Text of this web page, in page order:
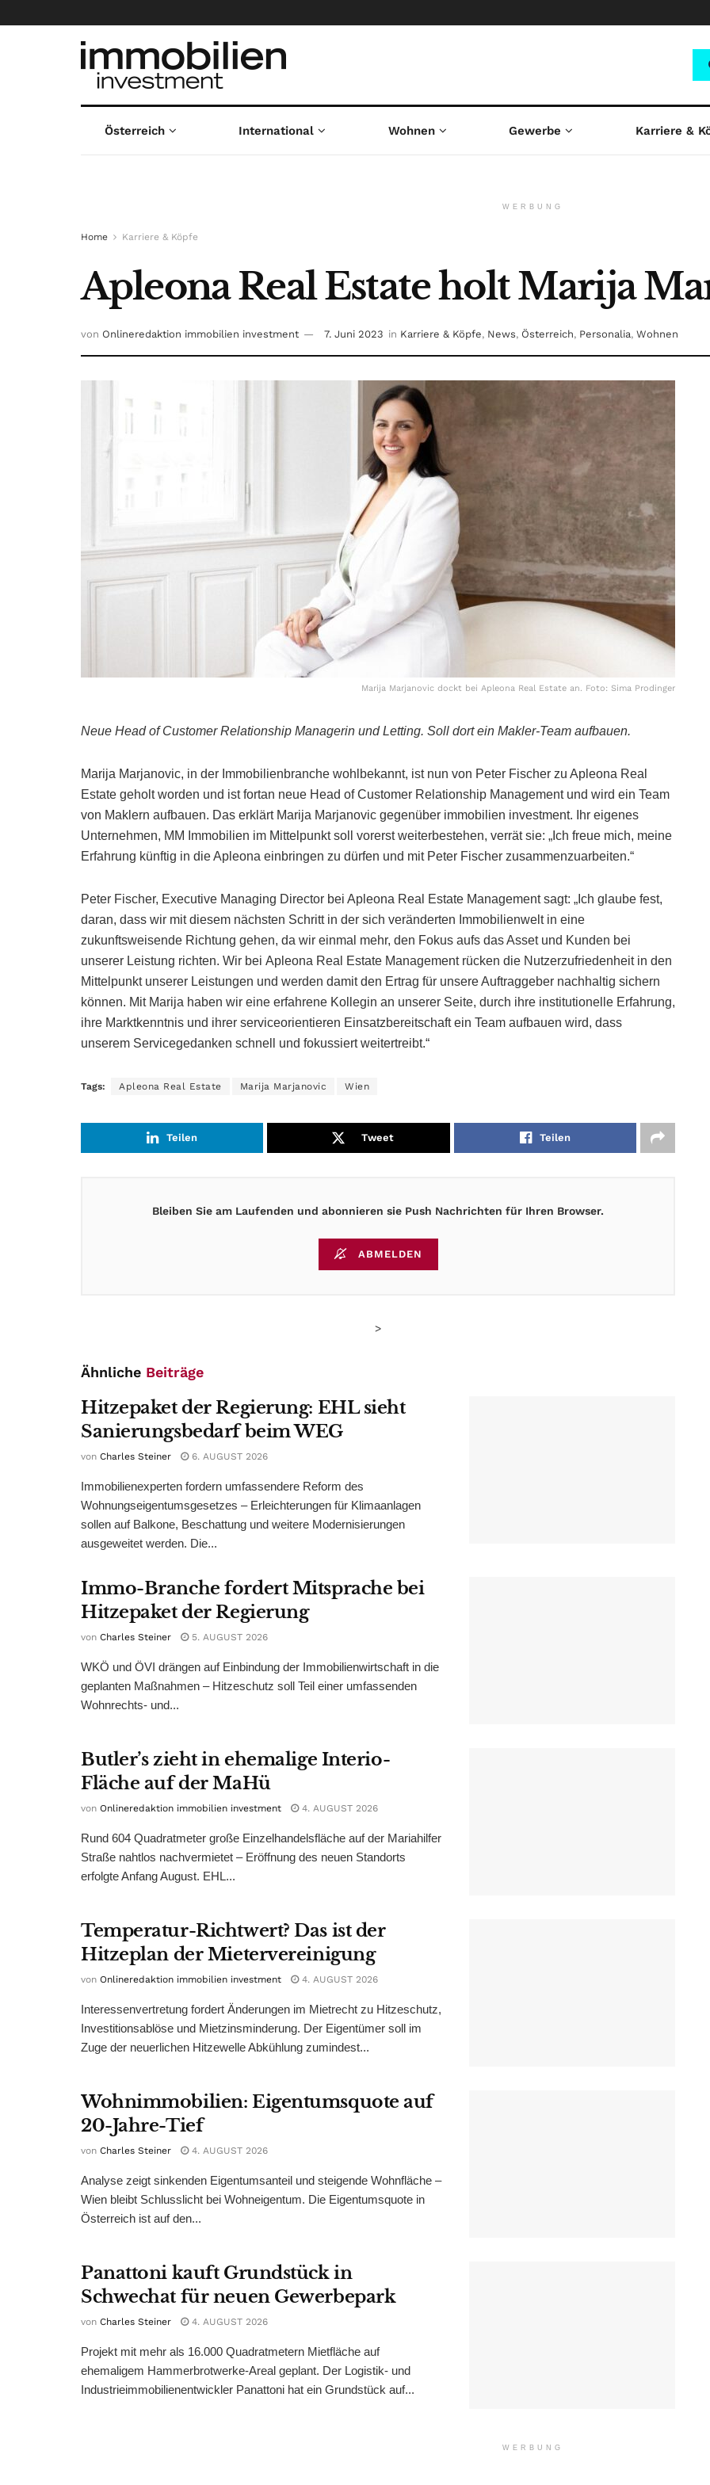
Österreich International Wohnen Gewerbe Karriere &
WERBUNG
Home Karriere & Köpfe
Apleona Real Estate holt Marija
von Onlineredaktion immobilien investment 7. Juni 2023 in Karriere & Köpfe, News, Österreich, Personalia, Wohnen
Marija Marjanovic dockt bei Apleona Real Estate an. Foto: Sima Prodinger
Neue Head of Customer Relationship Managerin und Letting. Soll dort ein Makler-Team aufbauen.
Marija Marjanovic, in der Immobilienbranche wohlbekannt, ist nun von Peter Fischer zu Apleona Real
Estate geholt worden und ist fortan neue Head of Customer Relationship Management und wird ein Team
von Maklern aufbauen. Das erklärt Marija Marjanovic gegenüber immobilien investment. Ihr eigenes
Unternehmen, MM Immobilien im Mittelpunkt soll vorerst weiterbestehen, verrät sie: „Ich freue mich, meine
Erfahrung künftig in die Apleona einbringen zu dürfen und mit Peter Fischer zusammenzuarbeiten.“
Peter Fischer, Executive Managing Director bei Apleona Real Estate Management sagt: „Ich glaube fest,
daran, dass wir mit diesem nächsten Schritt in der sich veränderten Immobilienwelt in eine
zukunftsweisende Richtung gehen, da wir einmal mehr, den Fokus aufs das Asset und Kunden bei
unserer Leistung richten. Wir bei Apleona Real Estate Management rücken die Nutzerzufriedenheit in den
Mittelpunkt unserer Leistungen und werden damit den Ertrag für unsere Auftraggeber nachhaltig sichern
können. Mit Marija haben wir eine erfahrene Kollegin an unserer Seite, durch ihre institutionelle Erfahrung,
ihre Marktkenntnis und ihrer serviceorientieren Einsatzbereitschaft ein Team aufbauen wird, dass
unserem Servicegedanken schnell und fokussiert weitertreibt.“
Tags: Apleona Real Estate Marija Marjanovic Wien
Teilen Tweet Teilen
Bleiben Sie am Laufenden und abonnieren sie Push Nachrichten für Ihren Browser.
ABMELDEN
>
Ähnliche Beiträge
Hitzepaket der Regierung: EHL sieht
Sanierungsbedarf beim WEG
von Charles Steiner 6. AUGUST 2026
Immobilienexperten fordern umfassendere Reform des
Wohnungseigentumsgesetzes – Erleichterungen für Klimaanlagen
sollen auf Balkone, Beschattung und weitere Modernisierungen
ausgeweitet werden. Die...
Immo-Branche fordert Mitsprache bei
Hitzepaket der Regierung
von Charles Steiner 5. AUGUST 2026
WKÖ und ÖVI drängen auf Einbindung der Immobilienwirtschaft in die
geplanten Maßnahmen – Hitzeschutz soll Teil einer umfassenden
Wohnrechts- und...
Butler’s zieht in ehemalige Interio-
Fläche auf der MaHü
von Onlineredaktion immobilien investment 4. AUGUST 2026
Rund 604 Quadratmeter große Einzelhandelsfläche auf der Mariahilfer
Straße nahtlos nachvermietet – Eröffnung des neuen Standorts
erfolgte Anfang August. EHL...
Temperatur-Richtwert? Das ist der
Hitzeplan der Mietervereinigung
von Onlineredaktion immobilien investment 4. AUGUST 2026
Interessenvertretung fordert Änderungen im Mietrecht zu Hitzeschutz,
Investitionsablöse und Mietzinsminderung. Der Eigentümer soll im
Zuge der neuerlichen Hitzewelle Abkühlung zumindest...
Wohnimmobilien: Eigentumsquote auf
20-Jahre-Tief
von Charles Steiner 4. AUGUST 2026
Analyse zeigt sinkenden Eigentumsanteil und steigende Wohnfläche –
Wien bleibt Schlusslicht bei Wohneigentum. Die Eigentumsquote in
Österreich ist auf den...
Panattoni kauft Grundstück in
Schwechat für neuen Gewerbepark
von Charles Steiner 4. AUGUST 2026
Projekt mit mehr als 16.000 Quadratmetern Mietfläche auf
ehemaligem Hammerbrotwerke-Areal geplant. Der Logistik- und
Industrieimmobilienentwickler Panattoni hat ein Grundstück auf...
WERBUNG